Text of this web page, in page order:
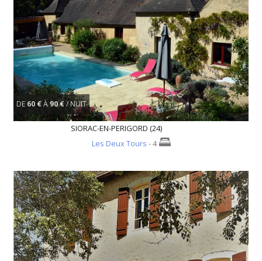
DE 60 €À90 €/ NUIT
SIORAC-EN-PERIGORD (24)
Les Deux Tours - 4